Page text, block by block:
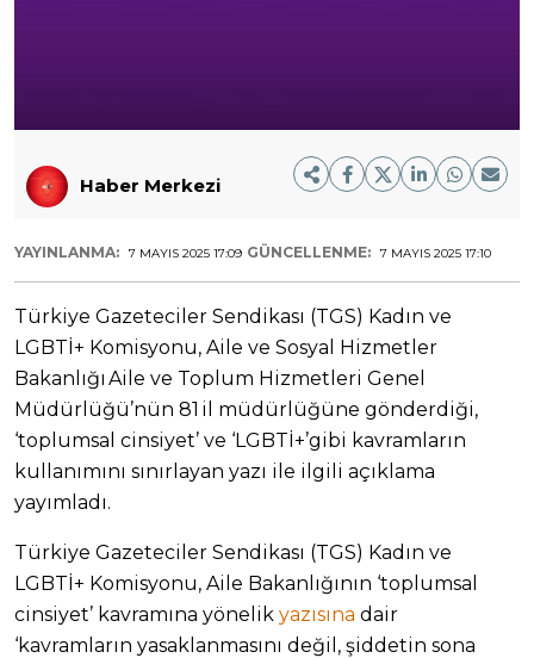
Haber Merkezi
YAYINLANMA: 7 MAYIS 2025 17:09 GÜNCELLENME: 7 MAYIS 2025 17:10
Türkiye Gazeteciler Sendikası (TGS) Kadın ve
LGBTİ+ Komisyonu, Aile ve Sosyal Hizmetler
Bakanlığı Aile ve Toplum Hizmetleri Genel
Müdürlüğü’nün 81 il müdürlüğüne gönderdiği,
‘toplumsal cinsiyet’ ve ‘LGBTİ+’gibi kavramların
kullanımını sınırlayan yazı ile ilgili açıklama
yayımladı.
Türkiye Gazeteciler Sendikası (TGS) Kadın ve
LGBTİ+ Komisyonu, Aile Bakanlığının ‘toplumsal
cinsiyet’ kavramına yönelik yazısına dair
‘kavramların yasaklanmasını değil, şiddetin sona